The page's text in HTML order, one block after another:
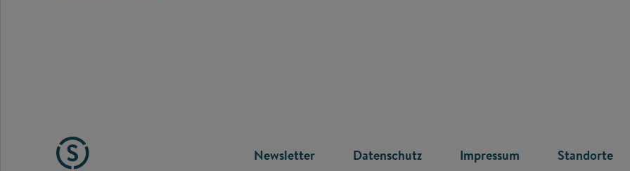
FOOTER
Newsletter Datenschutz Impressum Standorte